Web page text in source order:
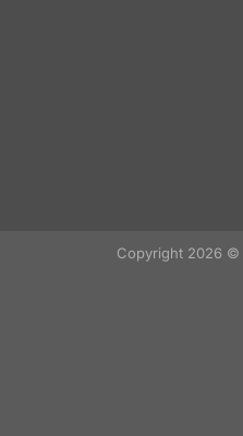
Copyright 2026 ©